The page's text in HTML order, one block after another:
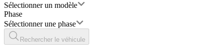
Sélectionner un modèle
Phase
Sélectionner une phase
Rechercher le véhicule